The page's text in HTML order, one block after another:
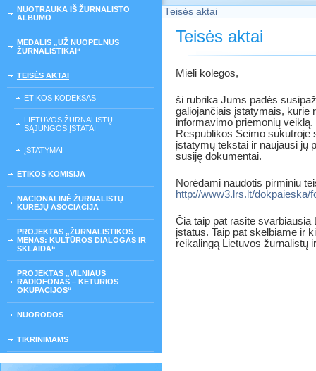
NUOTRAUKA IŠ ŽURNALISTO
ALBUMO
MEDALIS „UŽ NUOPELNUS
ŽURNALISTIKAI“
TEISĖS AKTAI
ETIKOS KODEKSAS
LIETUVOS ŽURNALISTŲ
SĄJUNGOS ĮSTATAI
ĮSTATYMAI
ETIKOS KOMISIJA
NACIONALINĖ ŽURNALISTŲ
KŪRĖJŲ ASOCIACIJA
PROJEKTAS „ŽURNALISTIKOS
MENAS: KULTŪROS DIALOGAS IR
SKLAIDA“
PROJEKTAS „VILNIAUS
RADIOFONAS – KETURIOS
OKUPACIJOS“
NUORODOS
TIKRINIMAMS
Teisės aktai
Teisės aktai
Mieli kolegos,
ši rubrika Jums padės
galiojančiais įstatymais, kurie
informavimo priemonių
Respublikos Seimo sukutroje
įstatymų tekstai ir naujausi jų
susiję dokumentai.
Norėdami naudotis pirminiu
http://www3.lrs.lt/dokpaieska/
Čia taip pat rasite
įstatus. Taip pat skelbiame ir
reikalingą Lietuvos žurnalistų